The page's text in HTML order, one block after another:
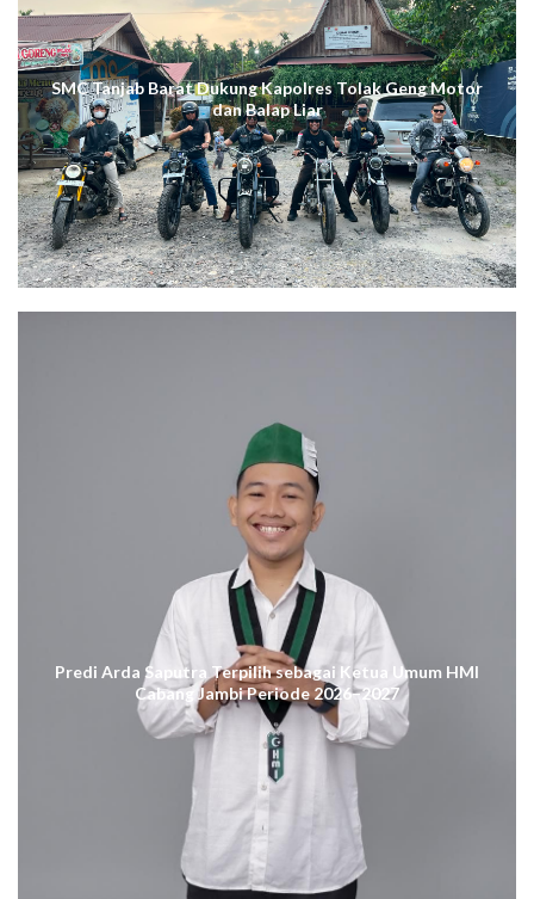
SMC Tanjab Barat Dukung Kapolres Tolak Geng Motor
dan Balap Liar
Predi Arda Saputra Terpilih sebagai Ketua Umum HMI
Cabang Jambi Periode 2026–2027